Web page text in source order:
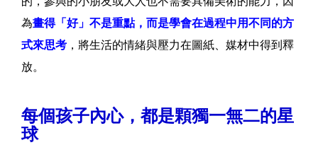
為畫得「好」不是重點，而是學會在過程中用不同的方
式來思考 ，將生活的情緒與壓力在圖紙、媒材中得到釋
放。
每個孩子內心，都是顆獨一無二的星
球